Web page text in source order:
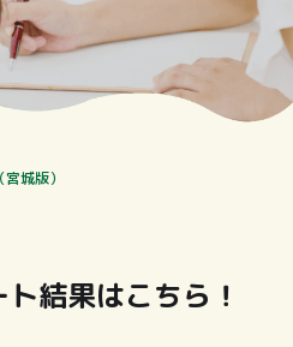
城版）
結果はこちら！